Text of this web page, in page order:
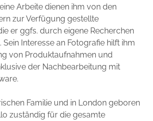
Arbeite dienen ihm von den
zur Verfügung gestellte
er ggfs. durch eigene Recherchen
Interesse an Fotografie hilft ihm
von Produktaufnahmen und
der Nachbearbeitung mit
Familie und in London geboren
zuständig für die gesamte